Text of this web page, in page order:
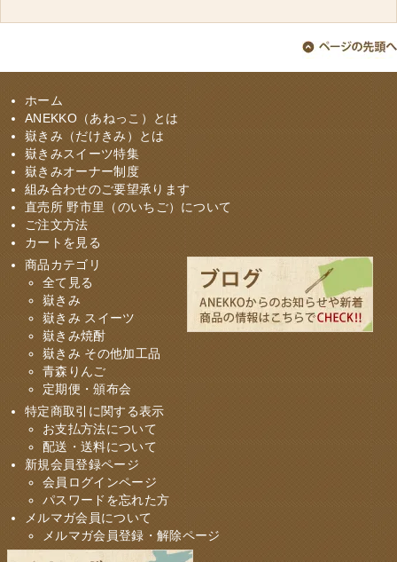
ホーム
ANEKKO（あねっこ）とは
嶽きみ（だけきみ）とは
嶽きみスイーツ特集
嶽きみオーナー制度
組み合わせのご要望承ります
直売所 野市里（のいちご）について
ご注文方法
カートを見る
商品カテゴリ
全て見る
嶽きみ
嶽きみ スイーツ
嶽きみ焼酎
嶽きみ その他加工品
青森りんご
定期便・頒布会
特定商取引に関する表示
お支払方法について
配送・送料について
新規会員登録ページ
会員ログインページ
パスワードを忘れた方
メルマガ会員について
メルマガ会員登録・解除ページ